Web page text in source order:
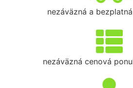
nezáväzná a
nezáväzná cenová